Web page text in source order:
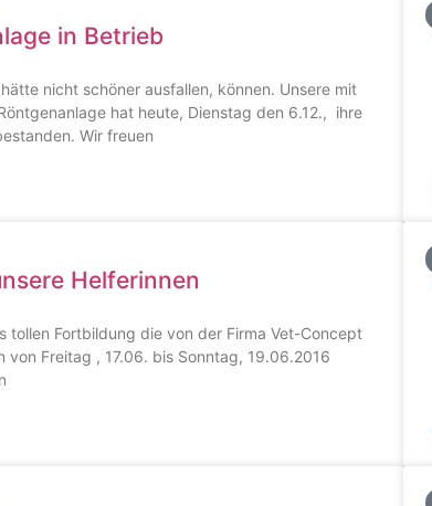
in Betrieb
nicht schöner ausfallen, können. Unsere mit
hat heute, Dienstag den 6.12., ihre
Wir freuen
Helferinnen
tollen Fortbildung die von der Firma Vet-Concept
Freitag , 17.06. bis Sonntag, 19.06.2016